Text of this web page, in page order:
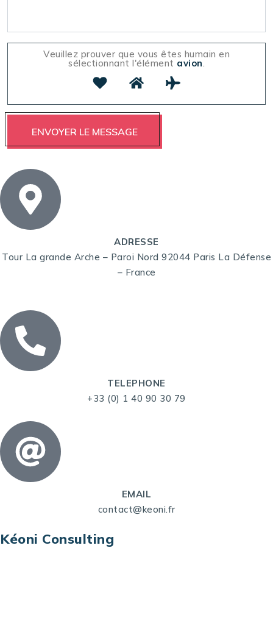
Veuillez prouver que vous êtes humain en
sélectionnant l'élément avion.
ADRESSE
Tour La grande Arche – Paroi Nord 92044 Paris La Défense
– France
TELEPHONE
+33 (0) 1 40 90 30 79
EMAIL
contact@keoni.fr
Kéoni Consulting